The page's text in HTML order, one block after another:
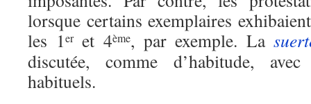
lorsque certains exemplaires
les 1eret 4ème, par exemple. La
discutée, comme d’habitude,
habituels.